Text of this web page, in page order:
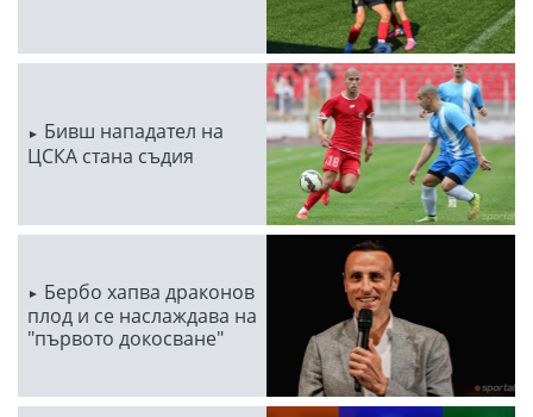
Бивш нападател на
ЦСКА стана съдия
Бербо хапва драконов
плод и се наслаждава на
"първото докосване"